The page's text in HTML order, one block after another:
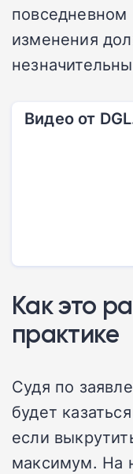
повседневном
изменения
Видео от
Как это
практике
Судя по
будет
если
максимум. На